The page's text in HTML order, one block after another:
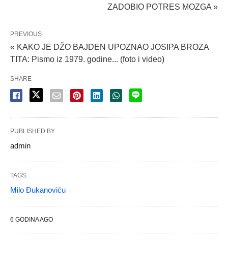
ZADOBIO POTRES MOZGA »
PREVIOUS
« KAKO JE DŽO BAJDEN UPOZNAO JOSIPA BROZA
TITA: Pismo iz 1979. godine... (foto i video)
SHARE
PUBLISHED BY
admin
TAGS:
Milo Đukanoviću
6 GODINA AGO